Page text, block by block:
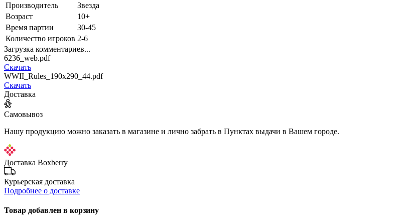
Производитель
Звезда
Возраст
10+
Время партии
30-45
Количество игроков 2-6
Загрузка комментариев...
6236_web.pdf
Скачать
WWII_Rules_190x290_44.pdf
Скачать
Доставка
Самовывоз
Нашу продукцию можно заказать в магазине и лично забрать в Пунктах выдачи в Вашем городе.
Доставка Boxberry
Курьерская доставка
Подробнее о доставке
Товар добавлен в корзину